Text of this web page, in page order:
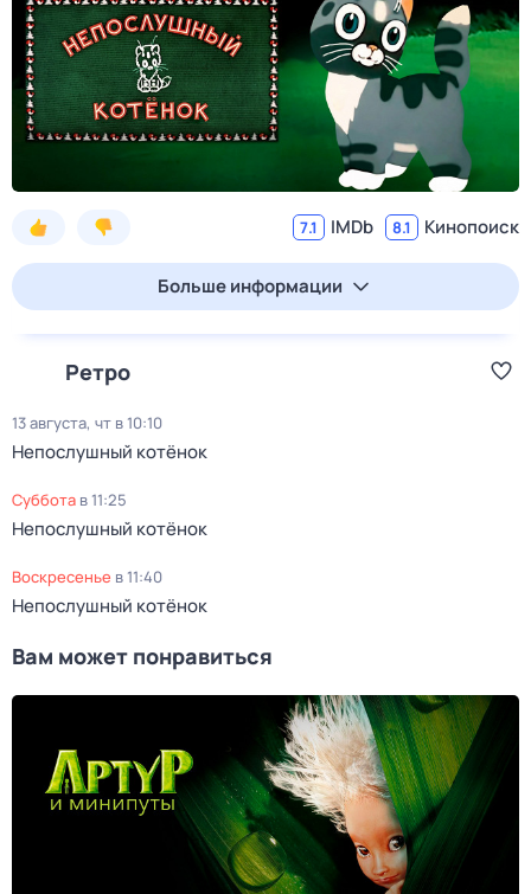
7.1 IMDb 8.1 Кинопоиск
Больше информации
Ретро
13 августа, чт в 10:10
Непослушный котёнок
суббота в11:25
Непослушный котёнок
воскресенье в11:40
Непослушный котёнок
Вам может понравиться